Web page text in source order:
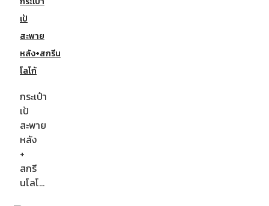
เป้
สะพาย
หลัง+สกรีน
โลโก้
กระเป๋า
เป้
สะพาย
หลัง
+
สกรี
นโลโ…